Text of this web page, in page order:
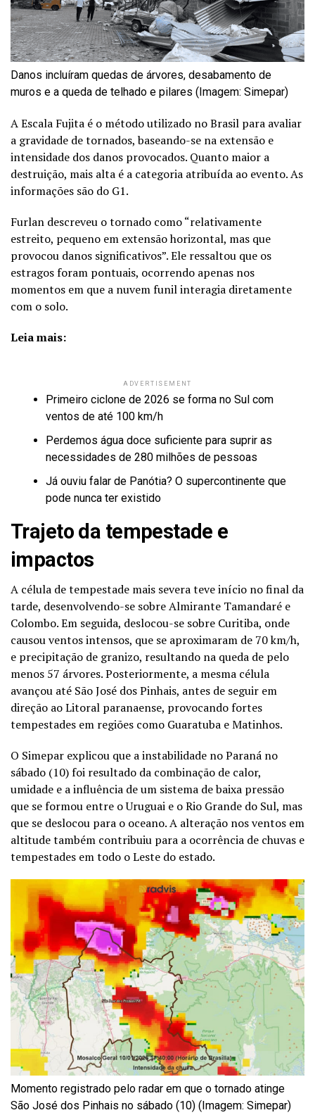
Danos incluíram quedas de árvores, desabamento de
muros e a queda de telhado e pilares (Imagem: Simepar)
A Escala Fujita é o método utilizado no Brasil para avaliar
a gravidade de tornados, baseando-se na extensão e
intensidade dos danos provocados. Quanto maior a
destruição, mais alta é a categoria atribuída ao evento. As
informações são do G1.
Furlan descreveu o tornado como “relativamente
estreito, pequeno em extensão horizontal, mas que
provocou danos significativos”. Ele ressaltou que os
estragos foram pontuais, ocorrendo apenas nos
momentos em que a nuvem funil interagia diretamente
com o solo.
Leia mais:
ADVERTISEMENT
Primeiro ciclone de 2026 se forma no Sul com
ventos de até 100 km/h
Perdemos água doce suficiente para suprir as
necessidades de 280 milhões de pessoas
Já ouviu falar de Panótia? O supercontinente que
pode nunca ter existido
Trajeto da tempestade e
impactos
A célula de tempestade mais severa teve início no final da
tarde, desenvolvendo-se sobre Almirante Tamandaré e
Colombo. Em seguida, deslocou-se sobre Curitiba, onde
causou ventos intensos, que se aproximaram de 70 km/h,
e precipitação de granizo, resultando na queda de pelo
menos 57 árvores. Posteriormente, a mesma célula
avançou até São José dos Pinhais, antes de seguir em
direção ao Litoral paranaense, provocando fortes
tempestades em regiões como Guaratuba e Matinhos.
O Simepar explicou que a instabilidade no Paraná no
sábado (10) foi resultado da combinação de calor,
umidade e a influência de um sistema de baixa pressão
que se formou entre o Uruguai e o Rio Grande do Sul, mas
que se deslocou para o oceano. A alteração nos ventos em
altitude também contribuiu para a ocorrência de chuvas e
tempestades em todo o Leste do estado.
Momento registrado pelo radar em que o tornado atinge
São José dos Pinhais no sábado (10) (Imagem: Simepar)